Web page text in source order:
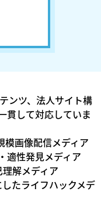
ンツ、法人サイト構
貫して対応していま
模画像配信メディア
適性発見メディア
解メディア
たライフハックメデ